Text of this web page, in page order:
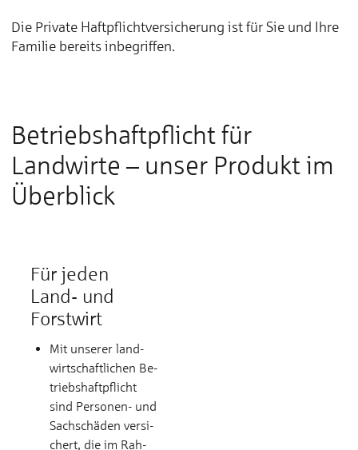
Die Private Haft­­pflicht­­ver­­si­che­rung ist für Sie und Ih­re
Fa­mi­lie be­reits in­be­grif­fen.
Betriebshaftpflicht für
Landwirte – unser Produkt im
Überblick
Für jeden
Land- und
Forstwirt
Mit un­se­rer land­­
wirt­­schaft­­li­chen Be­
triebs­­haft­pflicht
sind Per­so­nen- und
Sach­­schä­den ver­si­
chert, die im Rah­